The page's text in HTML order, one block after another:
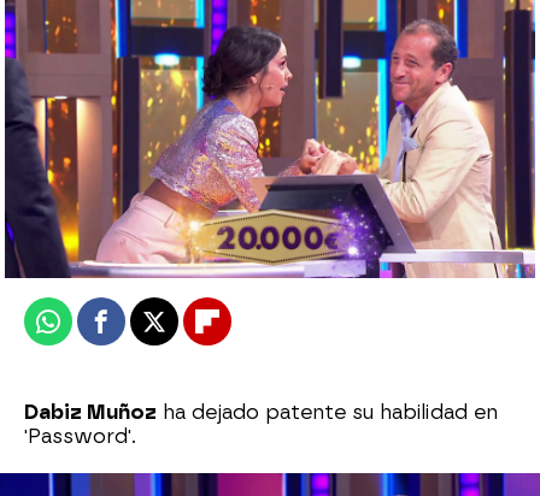
La virginidad de Miki Nadal triunfa con una
gran pista
Carmen Pardo
Publicado:28 de julio de 2023, 23:29
WhatsappFacebook
X Flipboard
Dabiz Muñoz ha dejado patente su habilidad en
'Password'.